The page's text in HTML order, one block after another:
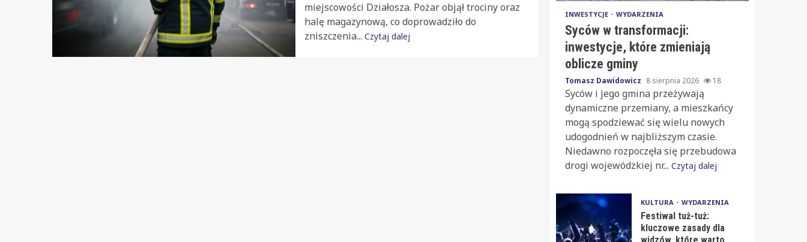
miejscowości Działosza. Pożar objął trociny oraz
halę magazynową, co doprowadziło do
zniszczenia... Czytaj dalej
INWESTYCJE WYDARZENIA
Syców w transformacji:
inwestycje, które zmieniają
oblicze gminy
Tomasz Dawidowicz 8 sierpnia 2026 18
Syców i jego gmina przeżywają
dynamiczne przemiany, a mieszkańcy
mogą spodziewać się wielu nowych
udogodnień w najbliższym czasie.
Niedawno rozpoczęła się przebudowa
drogi wojewódzkiej nr... Czytaj dalej
KULTURA WYDARZENIA
Festiwal tuż-tuż:
kluczowe zasady dla
widzów, które warto